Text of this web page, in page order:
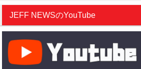
JEFF NEWSのYouTube